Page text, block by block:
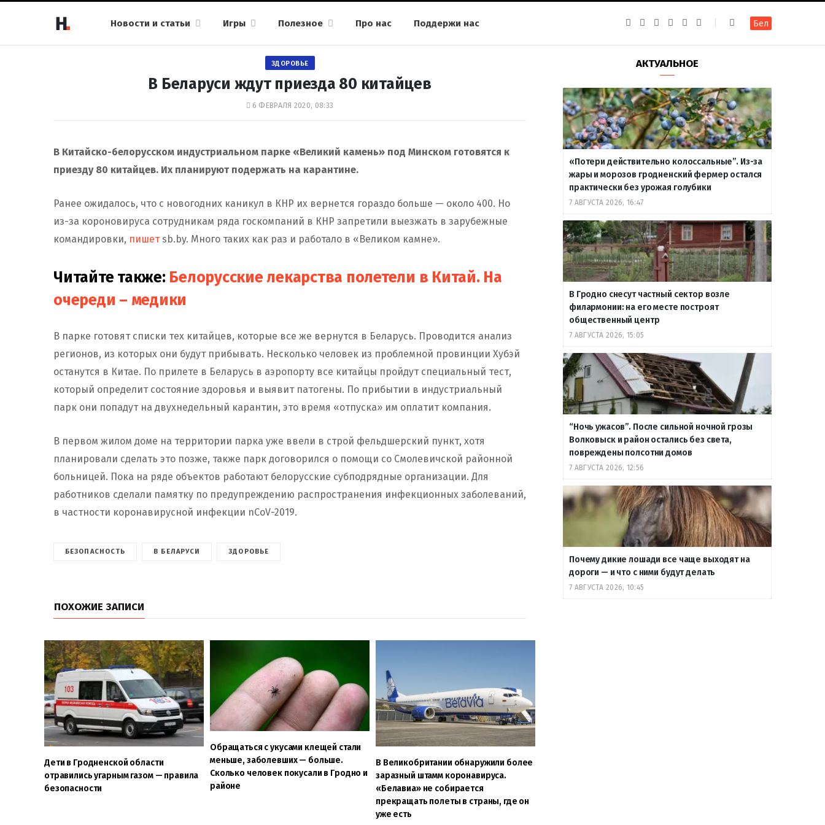
Новости и статьи Игры Полезное Про нас Поддержи нас
k
a
g
a
m
g
r
a
m
u
b
т
е
Бел
ЗДОРОВЬЕ
В Беларуси ждут приезда 80 китайцев
6 ФЕВРАЛЯ 2020, 08:33
В Китайско-белорусском индустриальном парке «Великий камень» под Минском готовятся к
приезду 80 китайцев. Их планируют подержать на карантине.
Ранее ожидалось, что с новогодних каникул в КНР их вернется гораздо больше — около 400. Но
из-за короновируса сотрудникам ряда госкомпаний в КНР запретили выезжать в зарубежные
командировки, пишет sb.by. Много таких как раз и работало в «Великом камне».
Читайте также: Белорусские лекарства полетели в Китай. На
очереди – медики
В парке готовят списки тех китайцев, которые все же вернутся в Беларусь. Проводится анализ
регионов, из которых они будут прибывать. Несколько человек из проблемной провинции Хубэй
останутся в Китае. По прилете в Беларусь в аэропорту все китайцы пройдут специальный тест,
который определит состояние здоровья и выявит патогены. По прибытии в индустриальный
парк они попадут на двухнедельный карантин, это время «отпуска» им оплатит компания.
В первом жилом доме на территории парка уже ввели в строй фельдшерский пункт, хотя
планировали сделать это позже, также парк договорился о помощи со Смолевичской районной
больницей. Пока на ряде объектов работают белорусские субподрядные организации. Для
работников сделали памятку по предупреждению распространения инфекционных заболеваний,
в частности коронавирусной инфекции nCoV-2019.
БЕЗОПАСНОСТЬ В БЕЛАРУСИ ЗДОРОВЬЕ
ПОХОЖИЕ ЗАПИСИ
Дети в Гродненской области
отравились угарным газом — правила
безопасности
Обращаться с укусами клещей стали
меньше, заболевших — больше.
Сколько человек покусали в Гродно и
районе
В Великобритании обнаружили более
заразный штамм коронавируса.
«Белавиа» не собирается
прекращать полеты в страны, где он
уже есть
АКТУАЛЬНОЕ
«Потери действительно колоссальные”. Из-за
жары и морозов гродненский фермер остался
практически без урожая голубики
7 АВГУСТА 2026, 16:47
В Гродно снесут частный сектор возле
филармонии: на его месте построят
общественный центр
7 АВГУСТА 2026, 15:05
“Ночь ужасов”. После сильной ночной грозы
Волковыск и район остались без света,
повреждены полсотни домов
7 АВГУСТА 2026, 12:56
Почему дикие лошади все чаще выходят на
дороги — и что с ними будут делать
7 АВГУСТА 2026, 10:45